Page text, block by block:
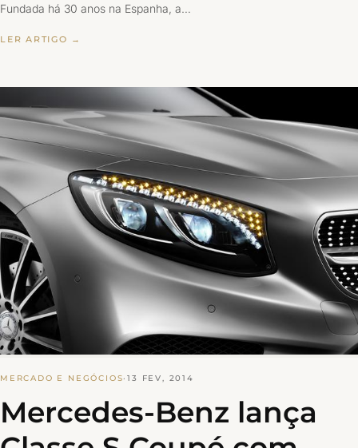
Fundada há 30 anos na Espanha, a…
LER ARTIGO →
MERCADO E NEGÓCIOS·13 FEV, 2014
Mercedes-Benz lança